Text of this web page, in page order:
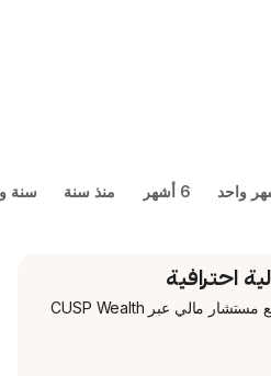
منذ سنة سنة واحدة 5 سنوات